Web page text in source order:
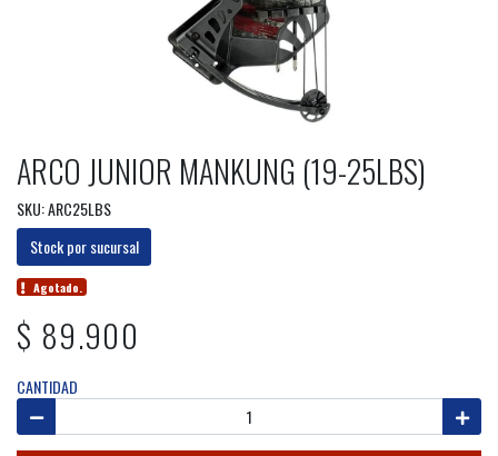
ARCO JUNIOR MANKUNG (19-25LBS)
SKU: ARC25LBS
Stock por sucursal
Agotado.
$ 89.900
CANTIDAD